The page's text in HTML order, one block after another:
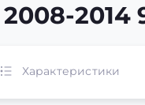
2014
Характеристики